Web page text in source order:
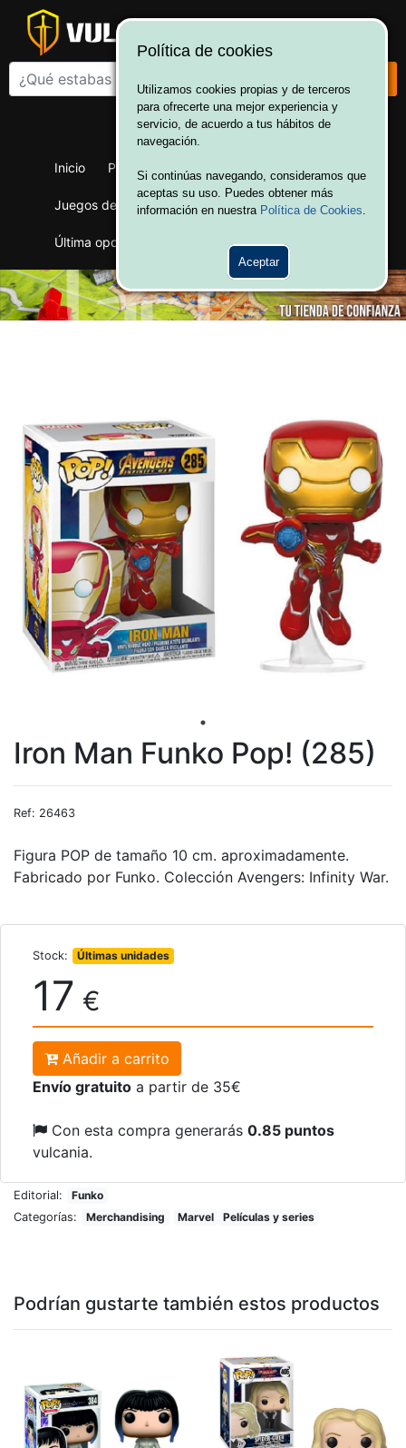
¡Bienvenido a Vulcania!
Inicio Productos Juegos de mesa
Juegos de cartas Merchandising Ofertas
Última oportunidad Wargames
Iron Man Funko Pop! (285)
Ref: 26463
Figura POP de tamaño 10 cm. aproximadamente.
Fabricado por Funko. Colección Avengers: Infinity War.
Stock: Últimas unidades
17 €
Añadir a carrito
Envío gratuito a partir de 35€
Con esta compra generarás 0.85 puntos
vulcania.
Editorial:
Funko
Categorías:
Merchandising Marvel Películas y series
Podrían gustarte también estos productos
Política de cookies
Utilizamos cookies propias y de terceros
para ofrecerte una mejor experiencia y
servicio, de acuerdo a tus hábitos de
navegación.
Si continúas navegando, consideramos que
aceptas su uso. Puedes obtener más
información en nuestra Política de Cookies.
Aceptar